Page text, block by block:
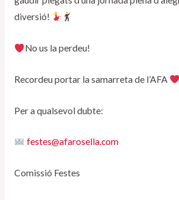
diversió!
No us la perdeu!
Recordeu portar la samarreta de l’AFA
Per a qualsevol dubte:
festes@afarosella.com
Comissió Festes